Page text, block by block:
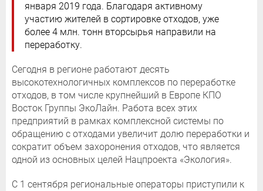
января 2019 года. Благодаря активному
участию жителей в сортировке отходов, уже
более 4 млн. тонн вторсырья направили на
переработку.
Сегодня в регионе работают десять
высокотехнологичных комплексов по переработке
отходов, в том числе крупнейший в Европе КПО
Восток Группы ЭкоЛайн. Работа всех этих
предприятий в рамках комплексной системы по
обращению с отходами увеличит долю переработки и
сократит объем захоронения отходов, что является
одной из основных целей Нацпроекта «Экология».
С 1 сентября региональные операторы приступили к